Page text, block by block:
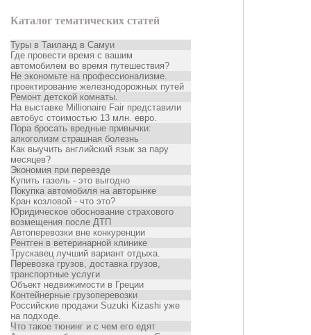
Каталог тематических статей
Туры в Таиланд в Самуи
Где провести время с вашим
автомобилем во время путешествия?
Не экономьте на профессионализме.
проектирование железнодорожных путей
Ремонт детской комнаты.
На выставке Millionaire Fair представили
автобус стоимостью 13 млн. евро.
Пора бросать вредные привычки:
алкоголизм страшная болезнь
Как выучить английский язык за пару
месяцев?
Экономия при переезде
Купить газель - это выгодно
Покупка автомобиля на авторынке
Кран козловой - что это?
Юридическое обоснование страхового
возмещения после ДТП
Автоперевозки вне конкуренции
Рентген в ветеринарной клинике
Трускавец лучший вариант отдыха.
Перевозка грузов, доставка грузов,
транспортные услуги
Объект недвижимости в Греции
Контейнерные грузоперевозки
Российские продажи Suzuki Kizashi уже
на подходе.
Что такое тюнинг и с чем его едят